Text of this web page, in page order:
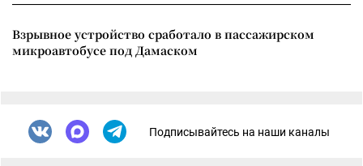
Взрывное устройство сработало в пассажирском
микроавтобусе под Дамаском
Подписывайтесь на наши каналы